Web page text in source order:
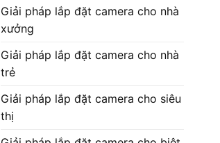
Giải pháp lắp đặt camera cho nhà
xưởng
Giải pháp lắp đặt camera cho nhà
trẻ
Giải pháp lắp đặt camera cho siêu
thị